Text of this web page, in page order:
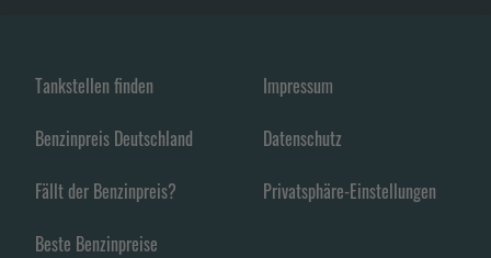
Tankstellen finden
Benzinpreis Deutschland
Fällt der Benzinpreis?
Beste Benzinpreise
Impressum
Datenschutz
Privatsphäre-Einstellungen